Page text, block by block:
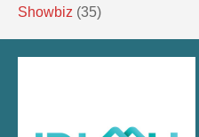
Showbiz (35)